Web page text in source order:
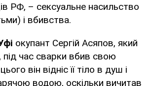
РФ, – сексуальне насильство
і вбивства.
окупант Сергій Асяпов, який
під час сварки вбив свою
він відніс її тіло в душ і
водою, оскільки вичитав